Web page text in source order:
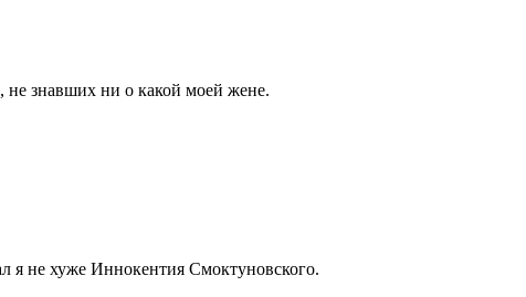
знавших ни о какой моей жене.
я не хуже Иннокентия Смоктуновского.